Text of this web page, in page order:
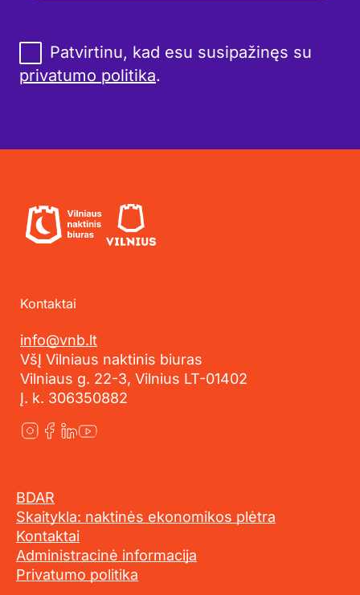
Patvirtinu, kad esu susipažinęs su
privatumo politika.
Kontaktai
info@vnb.lt
VšĮ Vilniaus naktinis biuras
Vilniaus g. 22-3, Vilnius LT-01402
Į. k. 306350882
BDAR
Skaitykla: naktinės ekonomikos plėtra
Kontaktai
Administracinė informacija
Privatumo politika